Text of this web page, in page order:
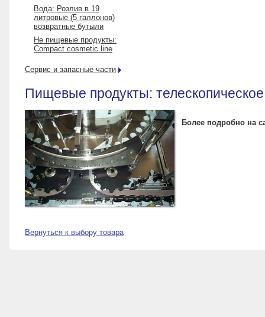
Вода: Розлив в 19
литровые (5 галлонов)
возвратные бутыли
Не пищевые продукты:
Compact cosmetic line
Сервис и запасные части
Пищевые продукты:
Более подробно на
Вернуться к выбору товара